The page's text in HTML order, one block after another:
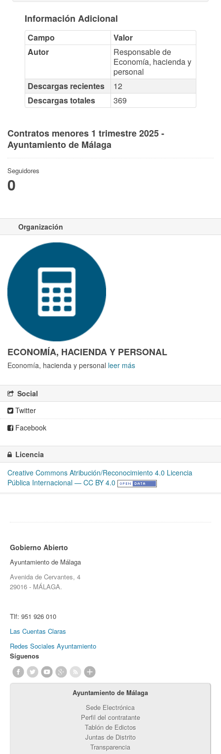
Información Adicional
Campo
Valor
Autor
Responsable de
Economía, hacienda y
personal
Descargas recientes
12
Descargas totales
369
Contratos menores 1 trimestre 2025 -
Ayuntamiento de Málaga
Seguidores
0
Organización
ECONOMÍA, HACIENDA Y PERSONAL
Economía, hacienda y personal leer más
Social
Twitter
Facebook
Licencia
Creative Commons Atribución/Reconocimiento 4.0 Licencia
Pública Internacional — CC BY 4.0
Gobierno Abierto
Ayuntamiento de Málaga
Avenida de Cervantes, 4
29016 - MÁLAGA.
Tlf: 951 926 010
Las Cuentas Claras
Redes Sociales Ayuntamiento
Síguenos
Ayuntamiento de Málaga
Sede Electrónica
Perfil del contratante
Tablón de Edictos
Juntas de Distrito
Transparencia